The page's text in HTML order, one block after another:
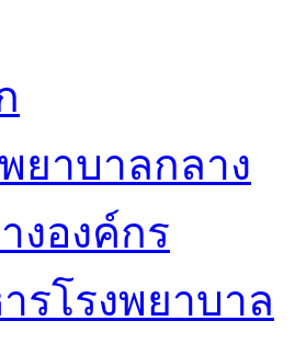
ยาบาลกลาง
งองค์กร
รโรงพยาบาล